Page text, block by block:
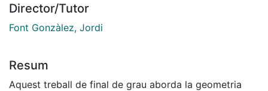
Director/Tutor
Font Gonzàlez, Jordi
Resum
Aquest treball de final de grau aborda la geometria